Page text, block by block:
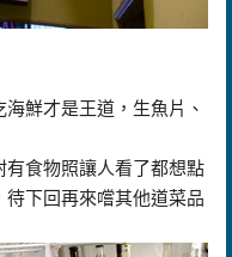
鮮才是王道，生魚片、
食物照讓人看了都想點
待下回再來嚐其他道菜品